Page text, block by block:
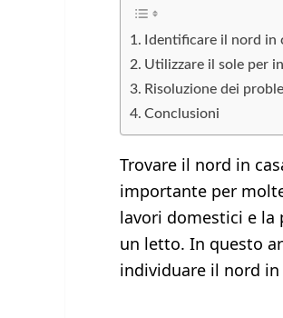
Identificare il nord in
Utilizzare il sole per
Risoluzione dei
Conclusioni
Trovare il nord in
importante per
lavori domestici e
un letto. In questo
individuare il nord